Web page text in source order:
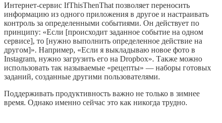
Интернет-сервис IfThisThenThat позволяет переносить
информацию из одного приложения в другое и настраивать
контроль за определенными событиями. Он действует по
принципу: «Если [происходит заданное событие на одном
сервисе], то [нужно выполнить определенное действие на
другом]». Например, «Если я выкладываю новое фото в
Instagram, нужно загрузить его на Dropbox». Также можно
использовать так называемые «рецепты» — наборы готовых
заданий, созданные другими пользователями.
Поддерживать продуктивность важно не только в зимнее
время. Однако именно сейчас это как никогда трудно.